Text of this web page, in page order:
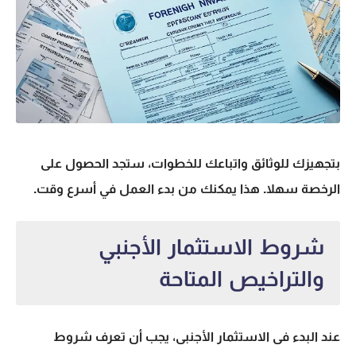
بتجهيزك للوثائق واتباعك للخطوات، ستجد الحصول على
الرخصة سهلا. هذا يمكنك من بدء العمل في أسرع وقت.
شروط الاستثمار الأجنبي
والتراخيص المتاحة
عند البدء في الاستثمار الأجنبي، يجب أن تعرف شروط